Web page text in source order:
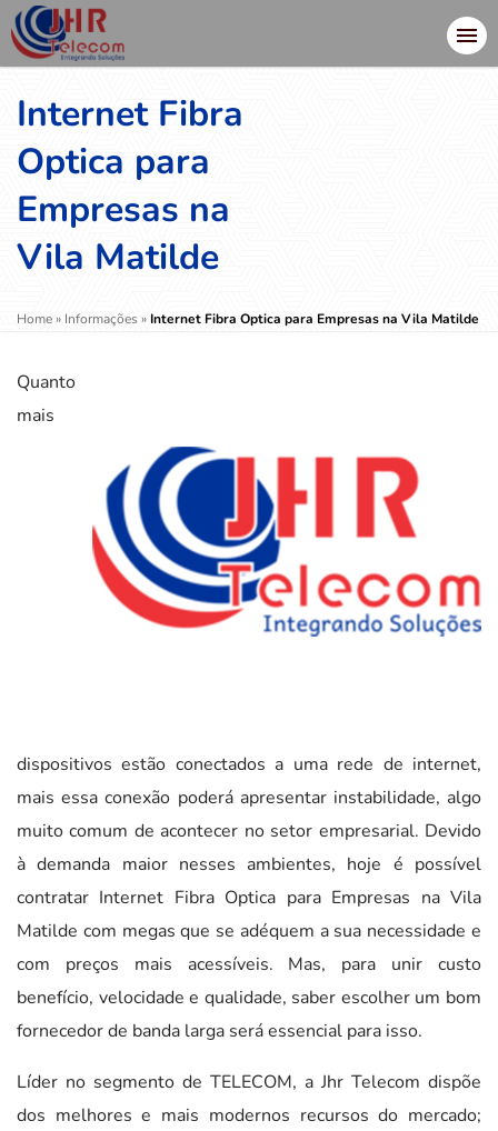
Internet Fibra
Optica para
Empresas na
Vila Matilde
Home» Informações» Internet Fibra Optica para Empresas na Vila Matilde
Quanto
mais
dispositivos estão conectados a uma rede de internet,
mais essa conexão poderá apresentar instabilidade, algo
muito comum de acontecer no setor empresarial. Devido
à demanda maior nesses ambientes, hoje é possível
contratar Internet Fibra Optica para Empresas na Vila
Matilde com megas que se adéquem a sua necessidade e
com preços mais acessíveis. Mas, para unir custo
benefício, velocidade e qualidade, saber escolher um bom
fornecedor de banda larga será essencial para isso.
Líder no segmento de TELECOM, a Jhr Telecom dispõe
dos melhores e mais modernos recursos do mercado;